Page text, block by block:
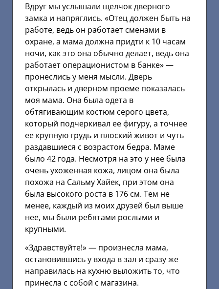
Вдруг мы услышали щелчок дверного
замка и напряглись. «Отец должен быть на
работе, ведь он работает сменами в
охране, а мама должна придти к 10 часам
ночи, как это она обычно делает, ведь она
работает операционистом в банке» —
пронеслись у меня мысли. Дверь
открылась и дверном проеме показалась
моя мама. Она была одета в
обтягивающим костюм серого цвета,
который подчеркивал ее фигуру, а точнее
ее крупную грудь и плоский живот и чуть
раздавшиеся с возрастом бедра. Маме
было 42 года. Несмотря на это у нее была
очень ухоженная кожа, лицом она была
похожа на Сальму Хайек, при этом она
была высокого роста в 176 см. Тем не
менее, каждый из моих друзей был выше
нее, мы были ребятами рослыми и
крупными.
«Здравствуйте!» — произнесла мама,
остановившись у входа в зал и сразу же
направилась на кухню выложить то, что
принесла с собой с магазина.